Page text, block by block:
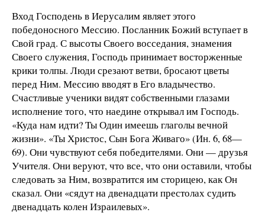
Вход Господень в Иерусалим являет этого
победоносного Мессию. Посланник Божий вступает в
Свой град. С высоты Своего восседания, знамения
Своего служения, Господь принимает восторженные
крики толпы. Люди срезают ветви, бросают цветы
перед Ним. Мессию вводят в Его владычество.
Счастливые ученики видят собственными глазами
исполнение того, что наедине открывал им Господь.
«Куда нам идти? Ты Один имеешь глаголы вечной
жизни». «Ты Христос, Сын Бога Живаго» (Ин. 6, 68—
69). Они чувствуют себя победителями. Они — друзья
Учителя. Они веруют, что все, что они оставили, чтобы
следовать за Ним, возвратится им сторицею, как Он
сказал. Они «сядут на двенадцати престолах судить
двенадцать колен Израилевых».